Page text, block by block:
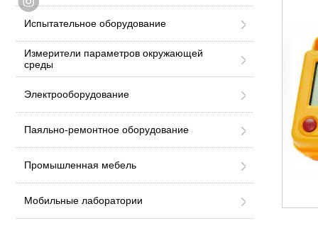
Испытательное оборудование
Измерители параметров окружающей
среды
Электрооборудование
Паяльно-ремонтное оборудование
Промышленная мебель
Мобильные лаборатории